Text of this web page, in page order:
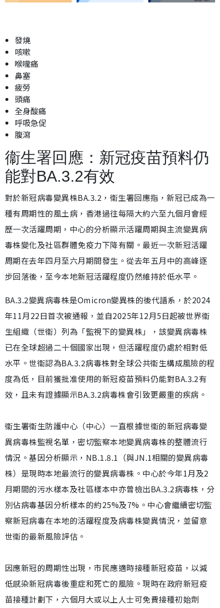
發燒
咳嗽
喉嚨痛
鼻塞
疲勞
頭痛
全身酸痛
呼吸急促
腹瀉
衞生署回應：新冠疫苗預料仍
能對BA.3.2有效
對於新冠病毒變異株BA.3.2，衞生署回應指，新冠已成為一
種有周期性的風土病，香港過往每隔大約六至九個月會經
歷一次活躍周期，中心的分析顯示活躍周期與主流變異病
毒株變化及社區群體免疫力下降有關。最近一次新冠活躍
周期在去年四月至六月期間發生。從去年五月中的高峰逐
步回落後，至今本地新冠活躍程度仍然維持於低水平。
BA.3.2變異病毒株是Omicron變異株的後代譜系，於2024
年11月22日首次被通報，並自2025年12月5日起被世界衞
生組織（世衞）列為「監視下的變異株」，該變異病毒株
已在全球超過二十個國家出現，但活躍程度仍處於相對低
水平。世衞認為BA.3.2病毒株對全球公共衞生構成風險的程
度為低，目前獲批准使用的新冠疫苗預料仍能對BA.3.2有
效，且未有證據顯示BA.3.2病毒株會引致更嚴重的疾病。
衞生署衞生防護中心（中心）一直根據世衞的新冠病毒變
異病毒株監視名單，密切監察本地變異病毒株的整體流行
情況。基因分析顯示，NB.1.8.1（與JN.1相關的變異病毒
株）是現時本地最流行的變異病毒株。中心於今年1月及2
月期間的污水樣本及社區樣本中亦曾檢出BA.3.2病毒株，分
別佔病毒基因分析樣本的約25%及7%。中心會繼續密切監
察新冠病毒在本地的活躍程度及病毒株變異情況，並留意
世衞的最新風險評估。
因應新冠的周期性出現，市民應適時接種新冠疫苗，以減
低感染新冠病毒後重症和死亡的風險。現時在政府新冠疫
苗接種計劃下，六個月大或以上人士可免費接種初始劑